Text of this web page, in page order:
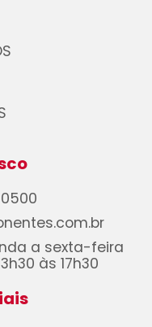
a sexta-feira
às 17h30